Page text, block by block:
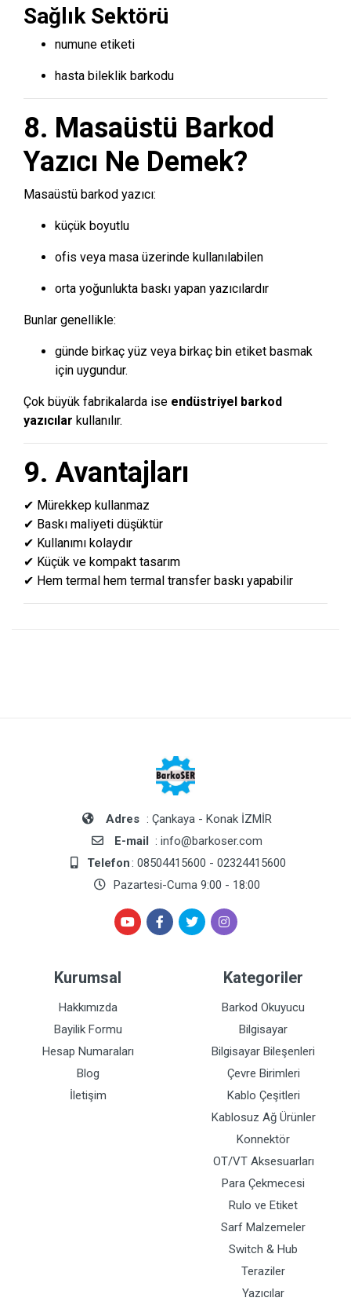
Sağlık Sektörü
numune etiketi
hasta bileklik barkodu
8. Masaüstü Barkod
Yazıcı Ne Demek?
Masaüstü barkod yazıcı:
küçük boyutlu
ofis veya masa üzerinde kullanılabilen
orta yoğunlukta baskı yapan yazıcılardır
Bunlar genellikle:
günde birkaç yüz veya birkaç bin etiket basmak
için uygundur.
Çok büyük fabrikalarda ise endüstriyel barkod
yazıcılar kullanılır.
9. Avantajları
✔ Mürekkep kullanmaz
✔ Baskı maliyeti düşüktür
✔ Kullanımı kolaydır
✔ Küçük ve kompakt tasarım
✔ Hem termal hem termal transfer baskı yapabilir
Adres : Çankaya - Konak İZMİR
E-mail : info@barkoser.com
Telefon: 08504415600 - 02324415600
Pazartesi-Cuma 9:00 - 18:00
Kurumsal
Hakkımızda
Bayilik Formu
Hesap Numaraları
Blog
İletişim
Kategoriler
Barkod Okuyucu
Bilgisayar
Bilgisayar Bileşenleri
Çevre Birimleri
Kablo Çeşitleri
Kablosuz Ağ Ürünler
Konnektör
OT/VT Aksesuarları
Para Çekmecesi
Rulo ve Etiket
Sarf Malzemeler
Switch & Hub
Teraziler
Yazıcılar